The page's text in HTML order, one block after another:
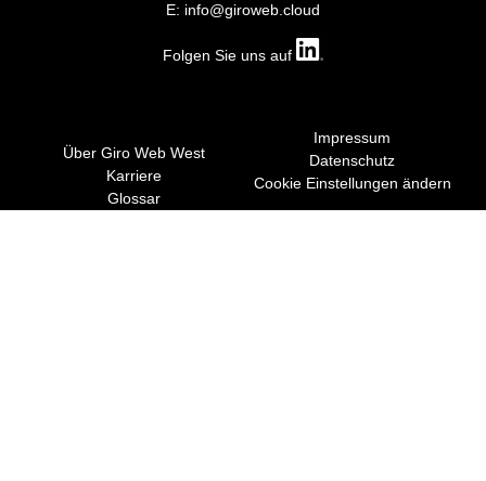
E: info@giroweb.cloud
Folgen Sie uns auf
Über Giro Web West
Karriere
Glossar
Impressum
Datenschutz
Cookie Einstellungen ändern